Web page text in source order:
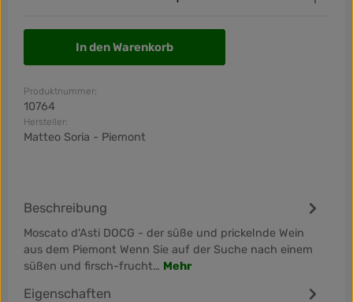
In den Warenkorb
Produktnummer:
10764
Hersteller:
Matteo Soria - Piemont
Beschreibung
Moscato d'Asti DOCG - der süße und prickelnde Wein
aus dem Piemont Wenn Sie auf der Suche nach einem
süßen und firsch-frucht… Mehr
Eigenschaften